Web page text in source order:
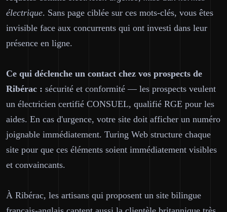
électrique. Sans page ciblée sur ces mots-clés, vous êtes
invisible face aux concurrents qui ont investi dans leur
présence en ligne.
Ce qui déclenche un contact chez vos prospects de
Ribérac : sécurité et conformité — les prospects veulent
un électricien certifié CONSUEL, qualifié RGE pour les
aides. En cas d'urgence, votre site doit afficher un numéro
joignable immédiatement. Turing Web structure chaque
site pour que ces éléments soient immédiatement visibles
et convaincants.
À Ribérac, les artisans qui proposent un site bilingue